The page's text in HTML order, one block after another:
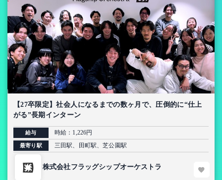
【27卒限定】社会人になるまでの数ヶ月で、圧倒的に“仕上
がる”長期インターン
給与 時給：1,226円
最寄り駅 三田駅、田町駅、芝公園駅
株式会社フラッグシップオーケストラ